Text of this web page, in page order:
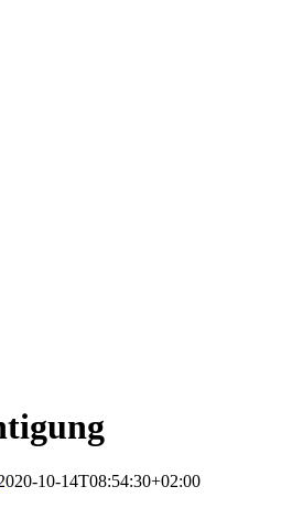
10-14T08:54:30+02:00